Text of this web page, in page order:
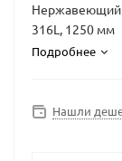
Нержавеющий
316L, 1250 мм
Подробнее
Нашли